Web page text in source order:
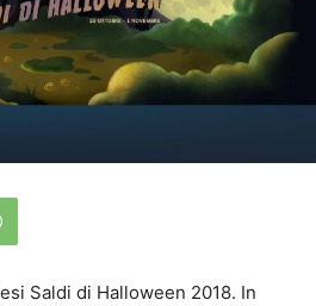
Saldi di Halloween 2018. In